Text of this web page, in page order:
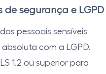
de segurança e LGPD
pessoais sensíveis
com a LGPD.
1.2 ou superior para